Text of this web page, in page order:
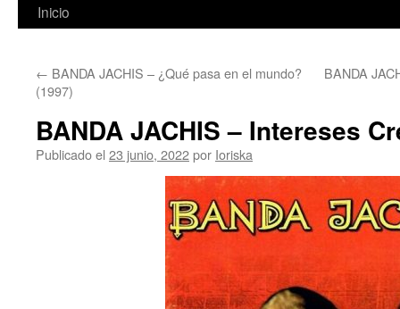
Inicio
← BANDA JACHIS – ¿Qué pasa en el mundo?
(1997)
BANDA
BANDA JACHIS – Intereses
Publicado el 23 junio, 2022por Ioriska